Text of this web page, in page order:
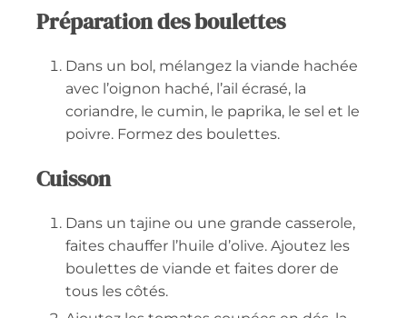
Préparation des boulettes
Dans un bol, mélangez la viande hachée
avec l’oignon haché, l’ail écrasé, la
coriandre, le cumin, le paprika, le sel et le
poivre. Formez des boulettes.
Cuisson
Dans un tajine ou une grande casserole,
faites chauffer l’huile d’olive. Ajoutez les
boulettes de viande et faites dorer de
tous les côtés.